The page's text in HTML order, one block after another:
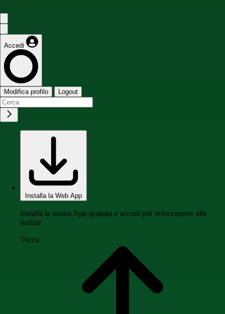
Accedi
Modifica profilo Logout
Installa la Web App
Installa la nostra App gratuita e accedi più velocemente alle
notizie
Tocca